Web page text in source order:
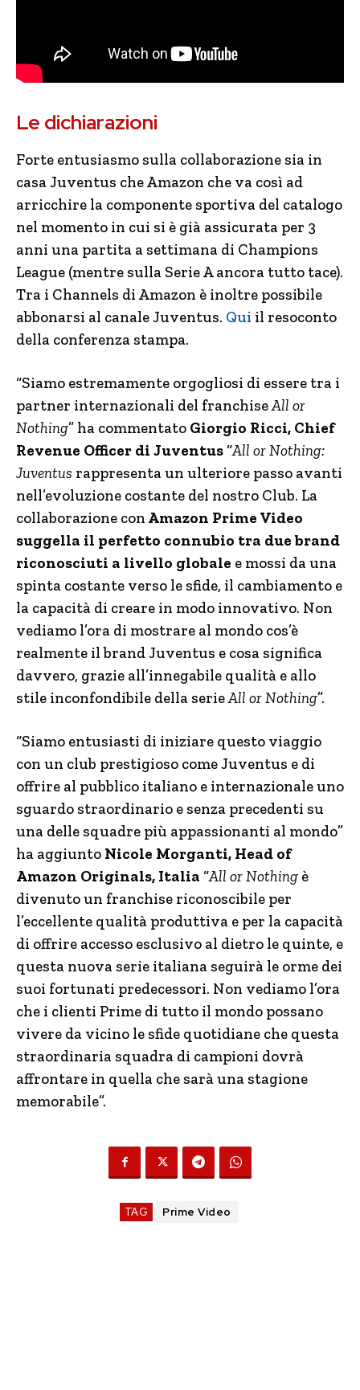
Le dichiarazioni
Forte entusiasmo sulla collaborazione sia in
casa Juventus che Amazon che va così ad
arricchire la componente sportiva del catalogo
nel momento in cui si è già assicurata per 3
anni una partita a settimana di Champions
League (mentre sulla Serie A ancora tutto tace).
Tra i Channels di Amazon è inoltre possibile
abbonarsi al canale Juventus. Qui il resoconto
della conferenza stampa.
“Siamo estremamente orgogliosi di essere tra i
partner internazionali del franchiseAll or
Nothing” ha commentato Giorgio Ricci, Chief
Revenue Officer di Juventus“All or Nothing:
Juventus rappresenta un ulteriore passo avanti
nell’evoluzione costante del nostro Club. La
collaborazione con Amazon Prime Video
suggella il perfetto connubio tra due brand
riconosciuti a livello globale e mossi da una
spinta costante verso le sfide, il cambiamento e
la capacità di creare in modo innovativo. Non
vediamo l’ora di mostrare al mondo cos’è
realmente il brand Juventus e cosa significa
davvero, grazie all’innegabile qualità e allo
stile inconfondibile della serieAll or Nothing”.
“Siamo entusiasti di iniziare questo viaggio
con un club prestigioso come Juventus e di
offrire al pubblico italiano e internazionale uno
sguardo straordinario e senza precedenti su
una delle squadre più appassionanti al mondo”
ha aggiunto Nicole Morganti, Head of
Amazon Originals, Italia “All or Nothing è
divenuto un franchise riconoscibile per
l’eccellente qualità produttiva e per la capacità
di offrire accesso esclusivo al dietro le quinte, e
questa nuova serie italiana seguirà le orme dei
suoi fortunati predecessori. Non vediamo l’ora
che i clienti Prime di tutto il mondo possano
vivere da vicino le sfide quotidiane che questa
straordinaria squadra di campioni dovrà
affrontare in quella che sarà una stagione
memorabile”.
TAG Prime Video